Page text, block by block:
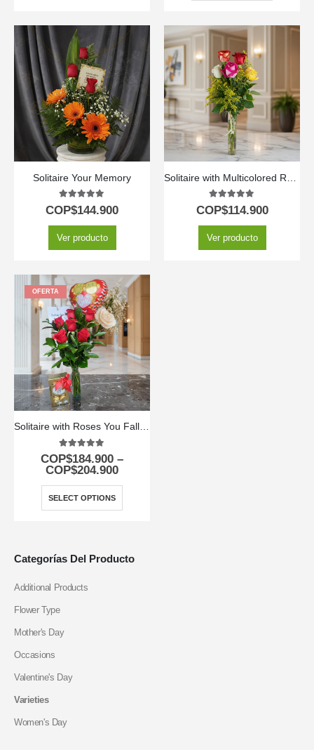
Solitaire Your Memory
5.00out of 5
COP$144.900
Ver producto
5.00out of 5
COP$114.900
Ver producto
OFERTA
Solitaire with Roses You Fall in Love
5.00out of 5
COP$184.900 –
COP$204.900
SELECT OPTIONS
Categorías Del Producto
Additional Products
Flower Type
Mother's Day
Occasions
Valentine's Day
Varieties
Women's Day